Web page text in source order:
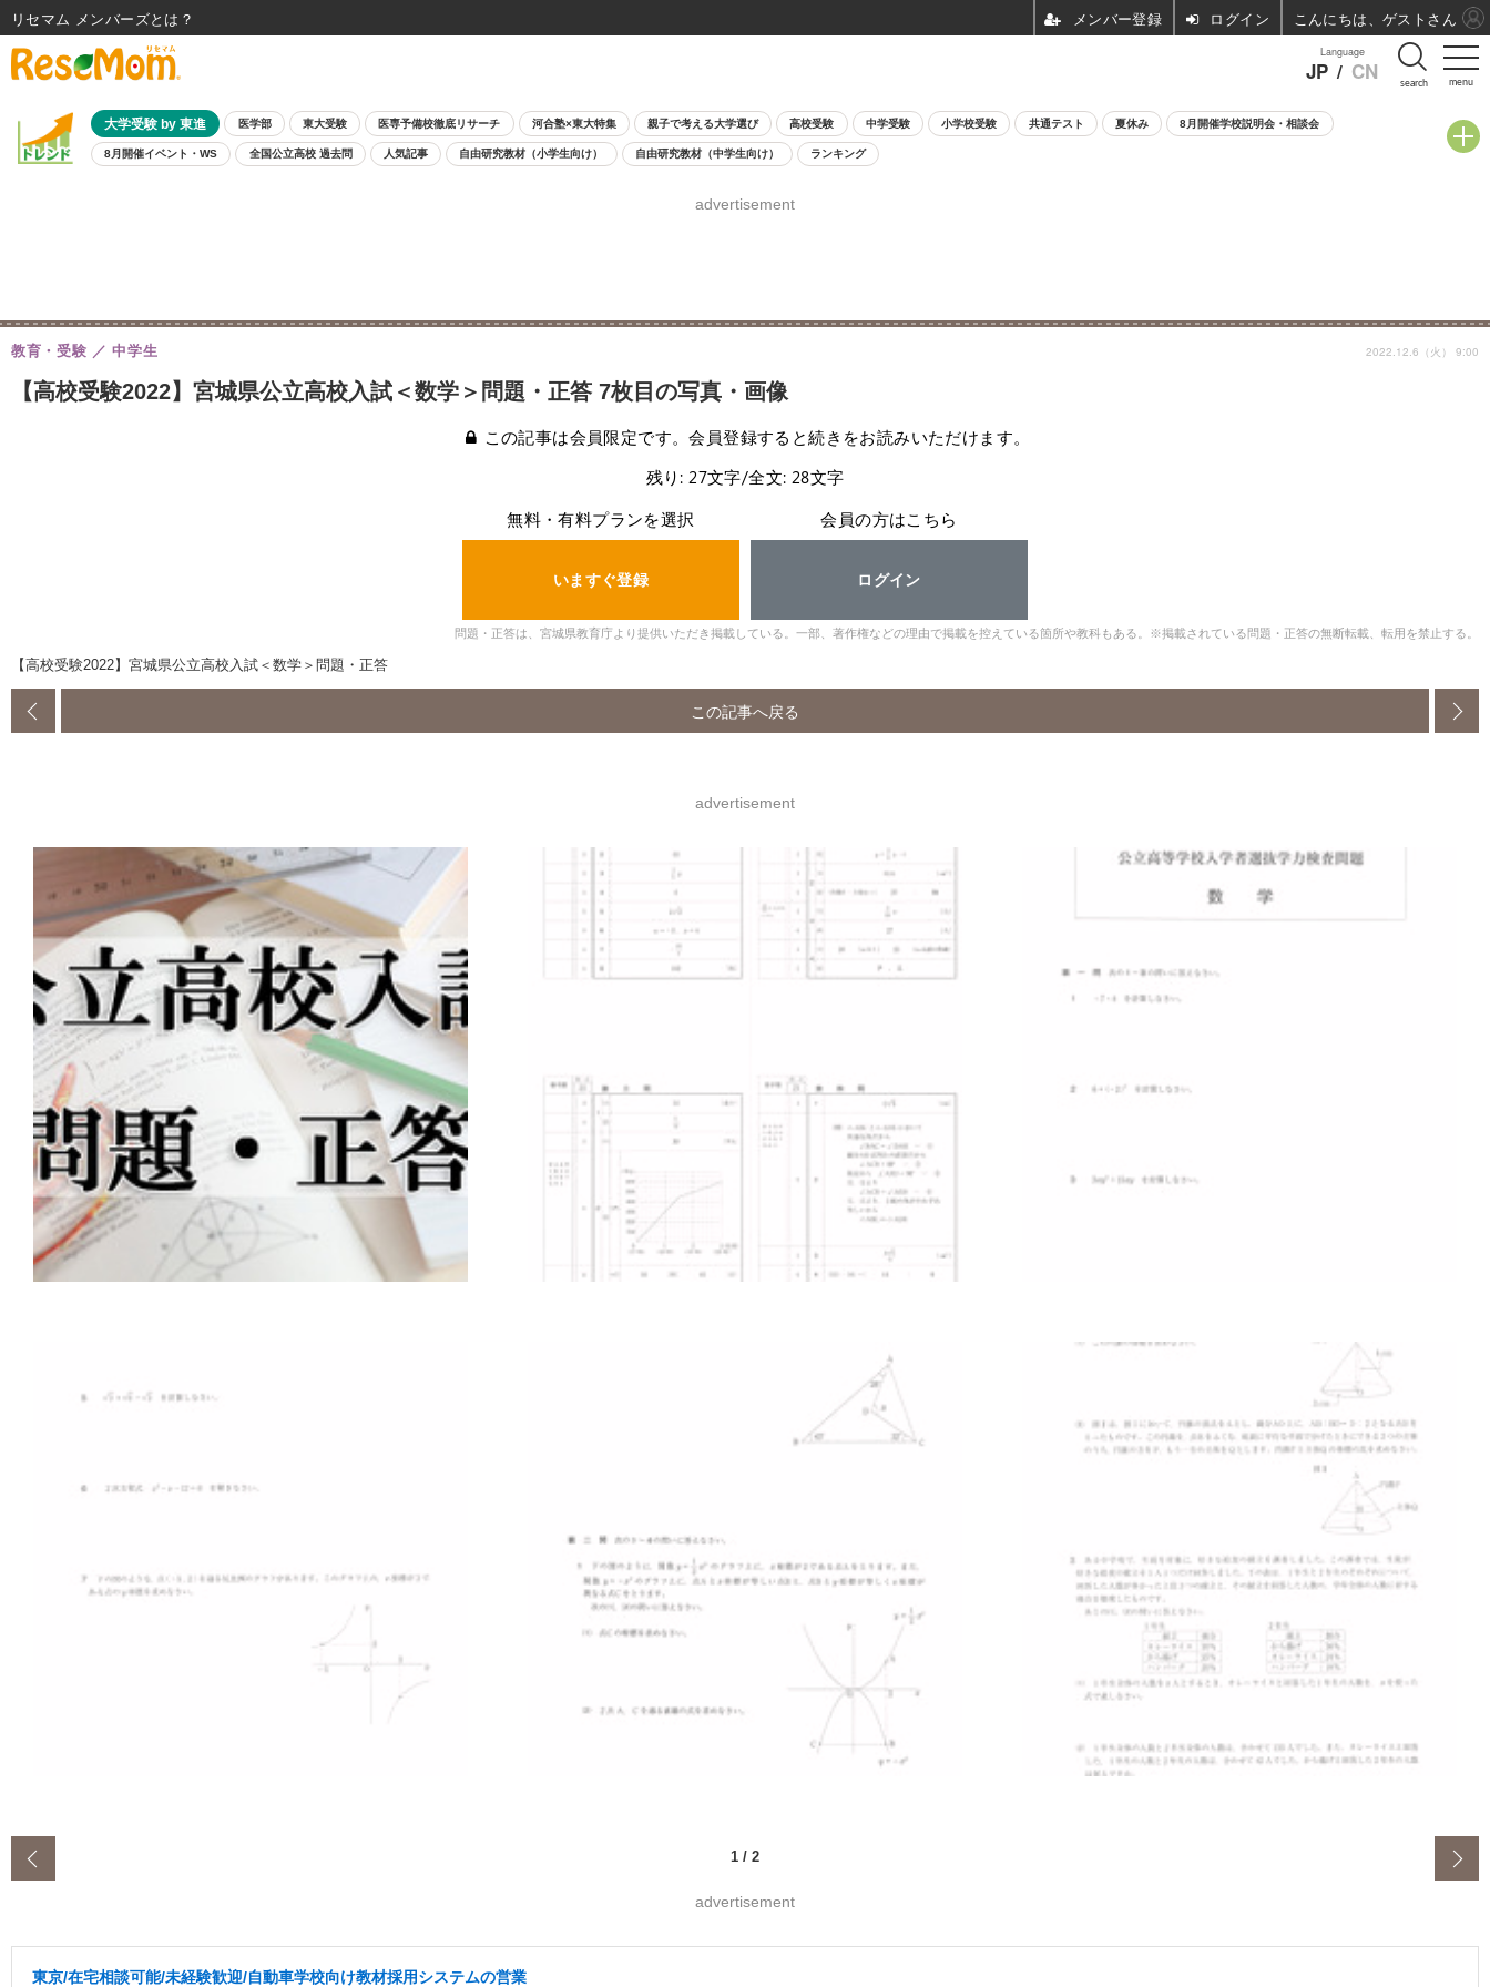
menu
Language
JP / CN search
大学受験 by 東進 医学部 東大受験 医専予備校徹底リサーチ 河合塾×東大特集 親子で考える大学選び 高校受験 中学受験 小学校受験 共通テスト 夏休み 8月開催学校説明会・相談会
8月開催イベント・WS 全国公立高校 過去問 人気記事 自由研究教材（小学生向け） 自由研究教材（中学生向け） ランキング
advertisement
【高校受験2022】宮城県公立高校入試＜数学＞問題・正答 7枚目の写真・画像
教育・受験 中学生 2022.12.6（火） 9:00
この記事は会員限定です。会員登録すると続きをお読みいただけます。
残り: 27文字/全文: 28文字
無料・有料プランを選択
いますぐ登録
会員の方はこちら
ログイン
問題・正答は、宮城県教育庁より提供いただき掲載している。一部、著作権などの理由で掲載を控えている箇所や教科もある。※掲載されている問題・正答の無断転載、転用を禁止する。
【高校受験2022】宮城県公立高校入試＜数学＞問題・正答
この記事へ戻る
advertisement
1 / 2
advertisement
東京/在宅相談可能/未経験歓迎/自動車学校向け教材採用システムの営業
リセマム メンバーズ ログイン こんにちは、ゲストさん